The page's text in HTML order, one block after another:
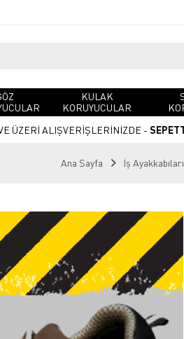
KULAK
KORUYUCULAR
ÜZERİ ALIŞVERİŞLERİNİZDE -
Ana Sayfa İş Ayakkabıları